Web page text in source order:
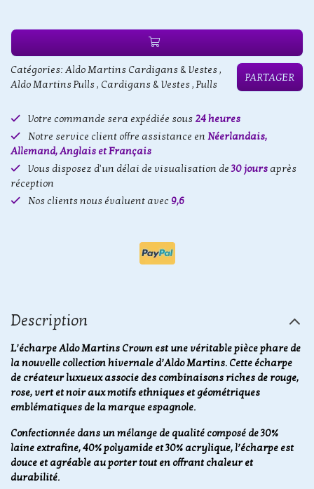
Catégories: Aldo Martins Cardigans & Vestes,
Aldo Martins Pulls, Cardigans & Vestes, Pulls
PARTAGER
Votre commande sera expédiée sous24 heures
Notre service client offre assistance en Néerlandais,
Allemand, Anglais et Français
Vous disposez d'un délai de visualisation de30 jours après
réception
Nos clients nous évaluent avec 9,6
Description
L’écharpe Aldo Martins Crown est une véritable pièce phare de
la nouvelle collection hivernale d’Aldo Martins. Cette écharpe
de créateur luxueux associe des combinaisons riches de rouge,
rose, vert et noir aux motifs ethniques et géométriques
emblématiques de la marque espagnole.
Confectionnée dans un mélange de qualité composé de 30%
laine extrafine, 40% polyamide et 30% acrylique, l’écharpe est
douce et agréable au porter tout en offrant chaleur et
durabilité.